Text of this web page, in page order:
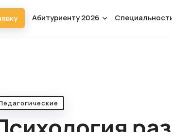
Абитуриенту 2026